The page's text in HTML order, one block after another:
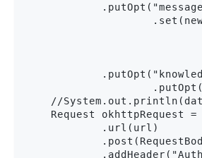
//
Request okhttpRequest
            .url(url)